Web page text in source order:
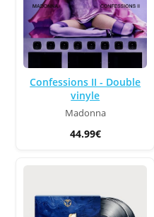
Confessions II - Double
vinyle
Madonna
44.99€